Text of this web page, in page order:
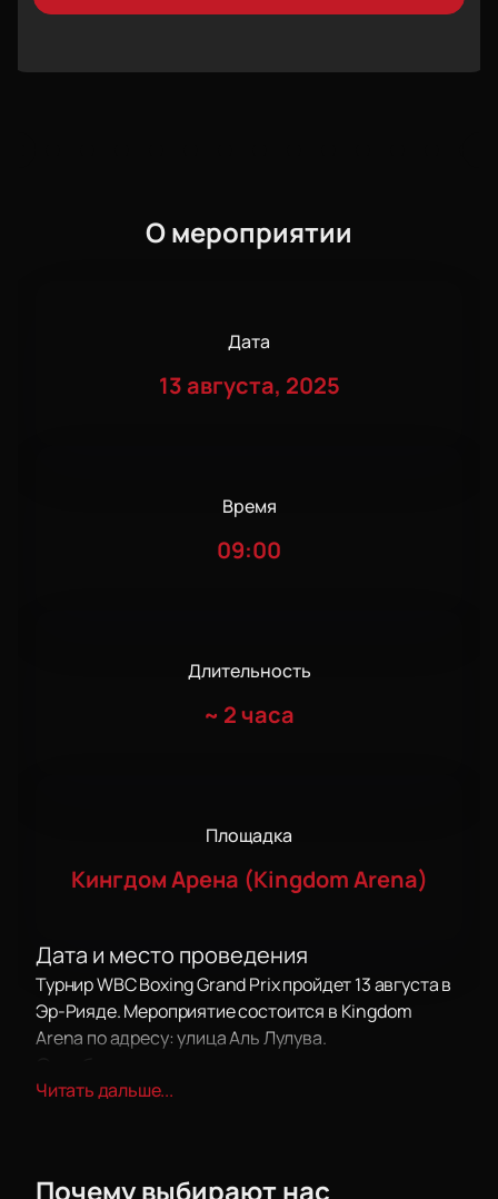
О мероприятии
Дата
13 августа, 2025
Время
09:00
Длительность
~ 2 часа
Площадка
Кингдом Арена (Kingdom Arena)
Дата и место проведения
Турнир WBC Boxing Grand Prix пройдет 13 августа в
Эр-Рияде. Мероприятие состоится в Kingdom
Arena по адресу: улица Аль Лулува.
WBC Boxing Grand Prix — проект, который собирает
из разных стран. Турнир показывает разные стили
Читать дальше...
Почему выбирают нас